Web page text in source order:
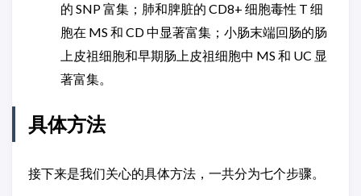
的 SNP 富集；肺和脾脏的 CD8+ 细胞毒性 T 细
胞在 MS 和 CD 中显著富集；小肠末端回肠的肠
上皮祖细胞和早期肠上皮祖细胞中 MS 和 UC 显
著富集。
具体方法
接下来是我们关心的具体方法，一共分为七个步骤。